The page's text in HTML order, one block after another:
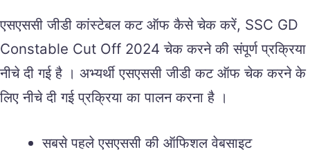
एसएससी जीडी कांस्टेबल कट ऑफ कैसे चेक करें, SSC GD
Constable Cut Off 2024 चेक करने की संपूर्ण प्रक्रिया
नीचे दी गई है । अभ्यर्थी एसएससी जीडी कट ऑफ चेक करने के
लिए नीचे दी गई प्रक्रिया का पालन करना है ।
सबसे पहले एसएससी की ऑफिशल वेबसाइट